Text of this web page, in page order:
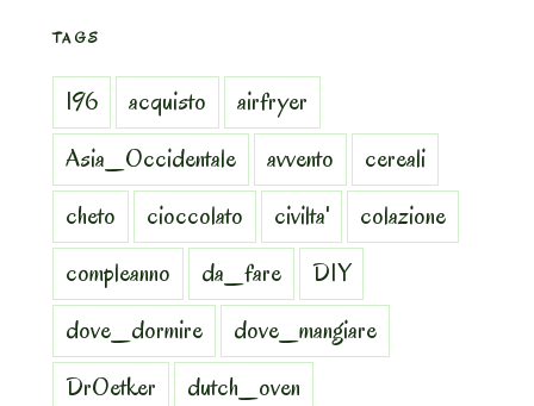
TAGS
196 acquisto
airfryer
Asia_Occidentale
avvento
cereali
cheto
cioccolato civilta'
colazione
compleanno
da_fare
DIY
dove_dormire
dove_mangiare
DrOetker
dutch_oven